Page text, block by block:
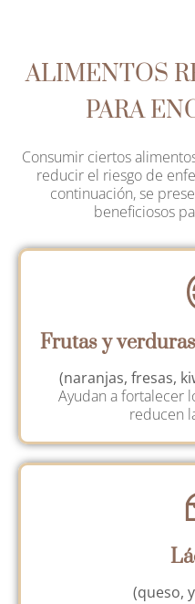
ALIMENTOS
PARA
Consumir ciertos
reducir el riesgo de
continuación, se
beneficiosos
Frutas y
(naranjas, fresas,
Ayudan a fortalecer
reducen
(queso,